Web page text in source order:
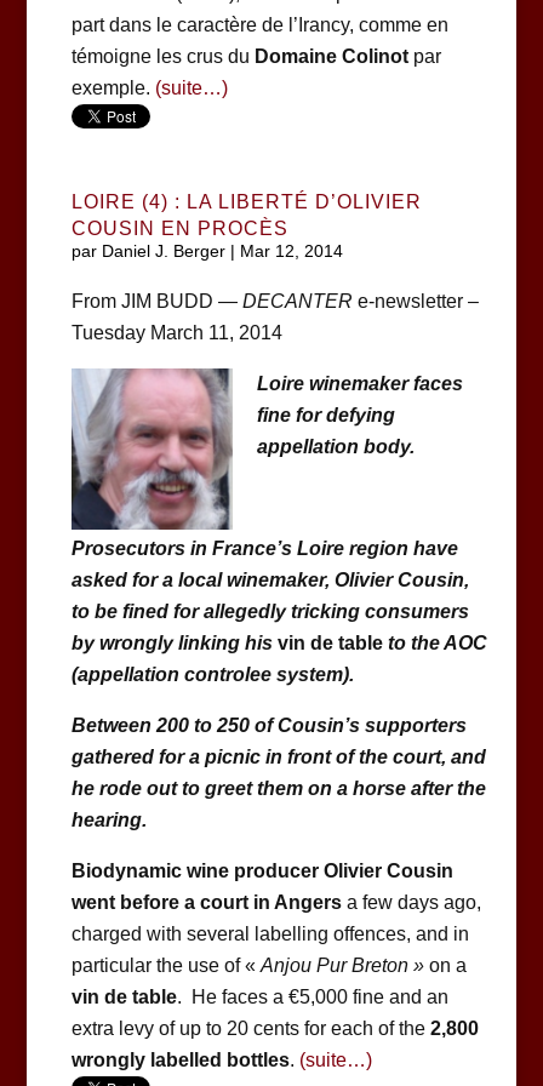
part dans le caractère de l’Irancy, comme en
témoigne les crus du Domaine Colinotpar
exemple. (suite…)
LOIRE (4) : LA LIBERTÉ D’OLIVIER
COUSIN EN PROCÈS
par Daniel J. Berger| Mar 12, 2014
From JIM BUDD — DECANTER e-newsletter –
Tuesday March 11, 2014
Loire winemaker faces
fine for defying
appellation body.
Prosecutors in France’s Loire region have
asked for a local winemaker, Olivier Cousin,
to be fined for allegedly tricking consumers
by wrongly linking his vin de tableto the AOC
(appellation controlee system).
Between 200 to 250 of Cousin’s supporters
gathered for a picnic in front of the court, and
he rode out to greet them on a horse after the
hearing.
Biodynamic wine producer Olivier Cousin
went before a court in Angers a few days ago,
charged with several labelling offences, and in
particular the use of « Anjou Pur Breton »on a
vin de table. He faces a €5,000 fine and an
extra levy of up to 20 cents for each of the 2,800
wrongly labelled bottles. (suite…)